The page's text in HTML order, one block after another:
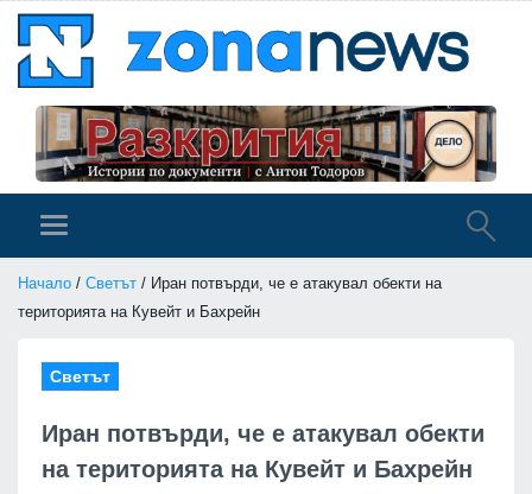
Начало / Светът / Иран потвърди, че е атакувал обекти на
територията на Кувейт и Бахрейн
Светът
Иран потвърди, че е атакувал обекти
на територията на Кувейт и Бахрейн